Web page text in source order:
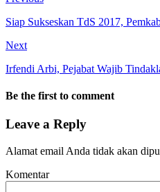
Siap Sukseskan TdS 2017,
Next
Irfendi Arbi, Pejabat Wajib
Be the first to comment
Leave a Reply
Alamat email Anda tidak akan
Komentar